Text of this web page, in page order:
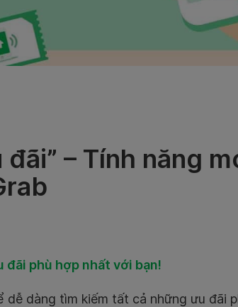
đãi” – Tính năng
đãi phù hợp nhất với bạn!
dễ dàng tìm kiếm tất cả những ưu đãi